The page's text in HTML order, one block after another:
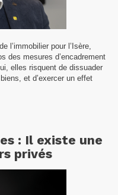
l’immobilier pour l’Isère,
des mesures d’encadrement
elles risquent de dissuader
et d’exercer un effet
: Il existe une
privés